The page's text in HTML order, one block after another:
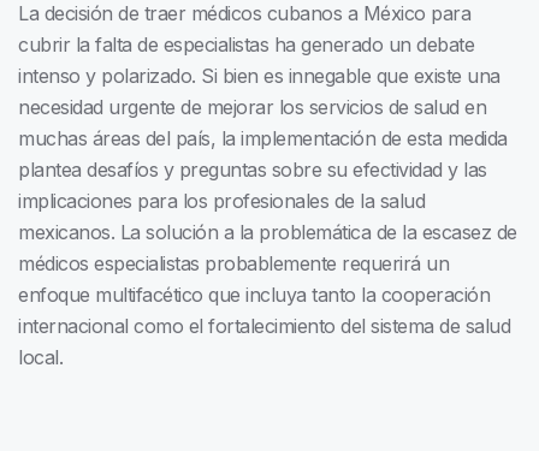
La decisión de traer médicos cubanos a México para
cubrir la falta de especialistas ha generado un debate
intenso y polarizado. Si bien es innegable que existe una
necesidad urgente de mejorar los servicios de salud en
muchas áreas del país, la implementación de esta medida
plantea desafíos y preguntas sobre su efectividad y las
implicaciones para los profesionales de la salud
mexicanos. La solución a la problemática de la escasez de
médicos especialistas probablemente requerirá un
enfoque multifacético que incluya tanto la cooperación
internacional como el fortalecimiento del sistema de salud
local.